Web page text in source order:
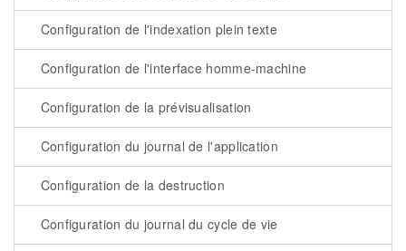
Configuration de l'indexation plein texte
Configuration de l'interface homme-machine
Configuration de la prévisualisation
Configuration du journal de l'application
Configuration de la destruction
Configuration du journal du cycle de vie